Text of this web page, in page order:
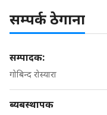
सम्पर्क ठेगाना
सम्पादक:
गोबिन्द रोस्यारा
ब्यबस्थापक